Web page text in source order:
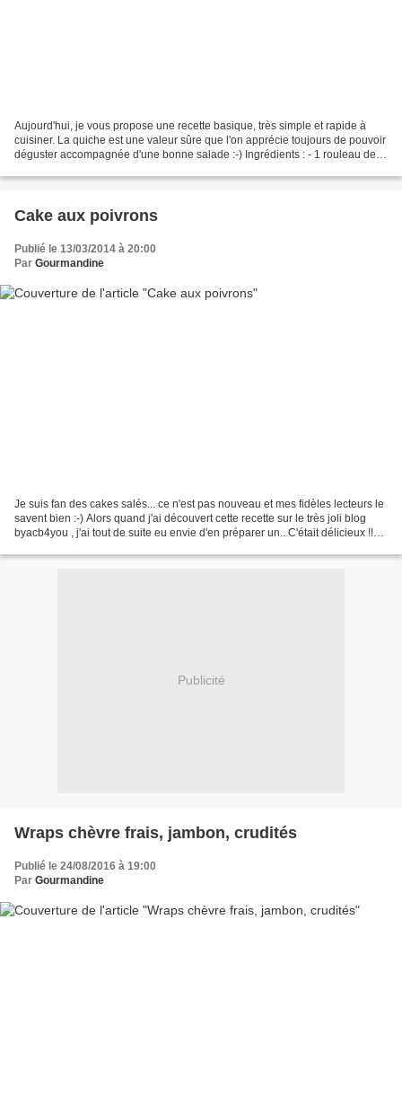
Aujourd'hui, je vous propose une recette basique, très simple et rapide à
cuisiner. La quiche est une valeur sûre que l'on apprécie toujours de pouvoir
déguster accompagnée d'une bonne salade :-) Ingrédients : - 1 rouleau de
Cake aux poivrons
Publié le 13/03/2014 à 20:00
Par Gourmandine
Je suis fan des cakes salés... ce n'est pas nouveau et mes fidèles lecteurs le
savent bien :-) Alors quand j'ai découvert cette recette sur le très joli blog
byacb4you , j'ai tout de suite eu envie d'en préparer un.. C'était délicieux !!
Publicité
Wraps chèvre frais, jambon, crudités
Publié le 24/08/2016 à 19:00
Par Gourmandine